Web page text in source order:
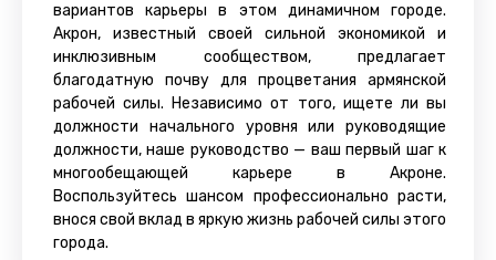
вариантов карьеры в этом динамичном городе.
Акрон, известный своей сильной экономикой и
инклюзивным сообществом, предлагает
благодатную почву для процветания армянской
рабочей силы. Независимо от того, ищете ли вы
должности начального уровня или руководящие
должности, наше руководство — ваш первый шаг к
многообещающей карьере в Акроне.
Воспользуйтесь шансом профессионально расти,
внося свой вклад в яркую жизнь рабочей силы этого
города.